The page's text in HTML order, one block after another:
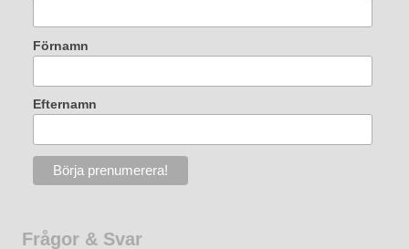
Förnamn
Efternamn
Frågor & Svar